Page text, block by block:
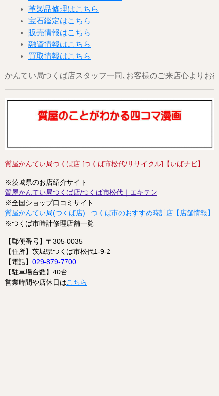
革製品修理はこちら
宝石鑑定はこちら
販売情報はこちら
融資情報はこちら
買取情報はこちら
かんてい局つくば店スタッフ一同､お客様のご来店心よりお
質屋かんてい局つくば店 [つくば市松代/リサイクル]【いばナビ】
※茨城県のお店紹介サイト
質屋かんてい局つくば店/つくば市松代｜エキテン
※全国ショップ口コミサイト
質屋かんてい局(つくば店) | つくば市のおすすめ時計店【店舗情報】
※つくば市時計修理店舗一覧
【郵便番号】〒305-0035
【住所】茨城県つくば市松代1-9-2
【電話】 029-879-7700
【駐車場台数】40台
営業時間や店休日はこちら